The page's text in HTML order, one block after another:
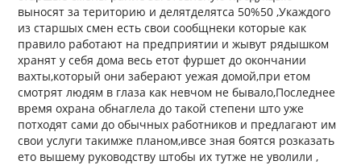
выносят за територию и делятделятса 50%50 ,Укаждого
из старшых смен есть свои сообщнеки которые как
правило работают на предприятии и жывут рядышком
хранят у себя дома весь етот фуршет до окончании
вахты,который они заберают уежая домой,при етом
смотрят людям в глаза как невчом не бывало,Последнее
время охрана обнаглела до такой степени што уже
потходят сами до обычных работников и предлагают им
свои услуги такимже планом,ивсе зная боятся розказать
ето вышему руководству штобы их тутже не уволили ,